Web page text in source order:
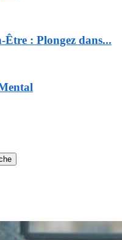
Être : Plongez dans...